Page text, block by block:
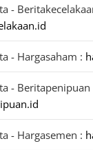
-
- Hargasaham :
- Beritapenipuan
- Hargasemen :